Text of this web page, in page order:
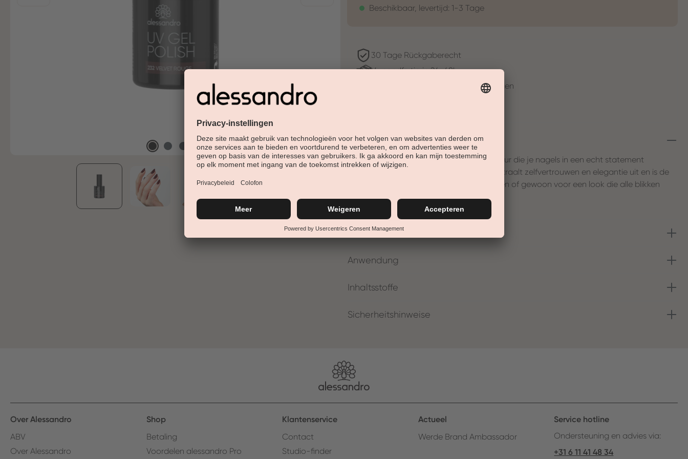
Beschikbaar, levertijd: 1-3 Tage
30 Tage Rückgaberecht
Versandfertig in 24-48h
Jetzt shoppen - bezahlen in 30 Tagen
Beschreibung
Velvet Rouge is een diepe, intense rode kleur die je nagels in een echt statement
verandert. Deze donkere, sterke roodtint straalt zelfvertrouwen en elegantie uit en is de
perfecte keuze voor speciale gelegenheden of gewoon voor een look die alle blikken
Details
Anwendung
Inhaltsstoffe
Sicherheitshinweise
Over Alessandro
ABV
Over Alessandro
Shop
Betaling
Voordelen alessandro Pro
Klantenservice
Contact
Studio-finder
Actueel
Werde Brand Ambassador
Service hotline
Ondersteuning en advies via:
+31 6 11 41 48 34